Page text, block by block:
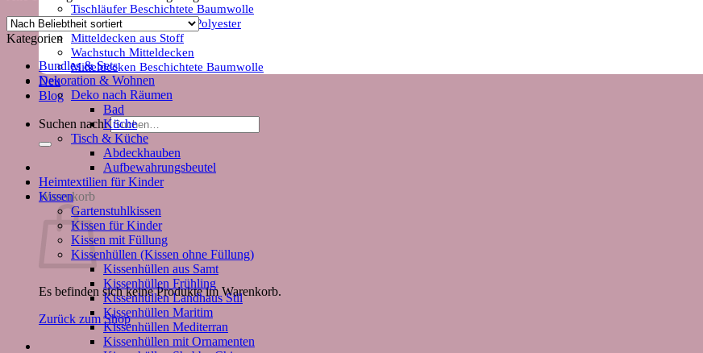
Tischläufer Beschichtete Baumwolle
Tischläufer Outdoor aus Polyester
Mitteldecken aus Stoff
Wachstuch Mitteldecken
Mitteldecken Beschichtete Baumwolle
Neu
Blog
Suchen nach:
Warenkorb
Es befinden sich keine Produkte im Warenkorb.
Zurück zum Shop
Kategorien
Bundles & Sets
Dekoration & Wohnen
Deko nach Räumen
Bad
Küche
Tisch & Küche
Abdeckhauben
Aufbewahrungsbeutel
Heimtextilien für Kinder
Kissen
Gartenstuhlkissen
Kissen für Kinder
Kissen mit Füllung
Kissenhüllen (Kissen ohne Füllung)
Kissenhüllen aus Samt
Kissenhüllen Frühling
Kissenhüllen Landhaus Stil
Kissenhüllen Maritim
Kissenhüllen Mediterran
Kissenhüllen mit Ornamenten